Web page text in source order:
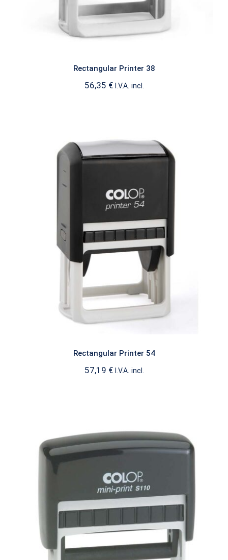
Rectangular Printer 38
56,35 € I.V.A. incl.
Rectangular Printer 54
PRINTER RECTANGULAR
Rectangular Printer 54
57,19 € I.V.A. incl.
Alargado Mini Print S110